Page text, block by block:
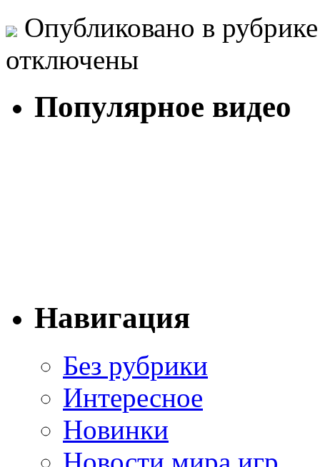
Опубликовано в
отключены
Популярное видео
Навигация
Без рубрики
Интересное
Новинки